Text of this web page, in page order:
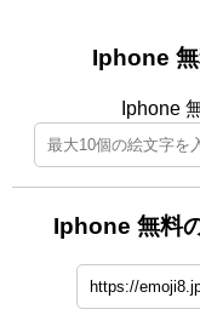
Iphone
Iphone
Iphone 無料